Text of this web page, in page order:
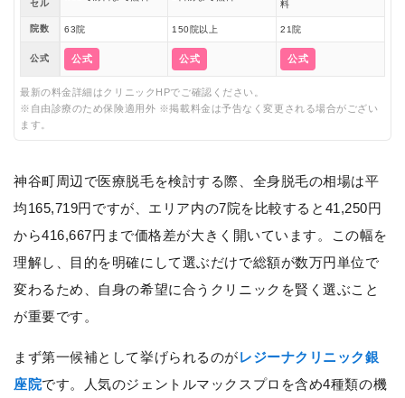
セル
料
院数 63院 150院以上 21院
公式 公式 公式 公式
最新の料金詳細はクリニックHPでご確認ください。
※自由診療のため保険適用外 ※掲載料金は予告なく変更される場合がござい
ます。
神谷町周辺で医療脱毛を検討する際、全身脱毛の相場は平
均165,719円ですが、エリア内の7院を比較すると41,250円
から416,667円まで価格差が大きく開いています。この幅を
理解し、目的を明確にして選ぶだけで総額が数万円単位で
変わるため、自身の希望に合うクリニックを賢く選ぶこと
が重要です。
まず第一候補として挙げられるのがレジーナクリニック銀
座院です。人気のジェントルマックスプロを含め4種類の機